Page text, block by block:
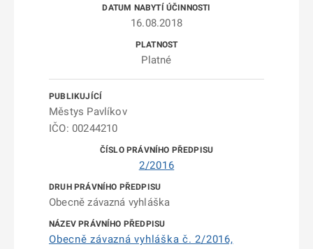
16.08.2018
Platné
Městys Pavlíkov
IČO: 00244210
2/2016
Obecně závazná vyhláška
Obecně závazná vyhláška č. 2/2016,